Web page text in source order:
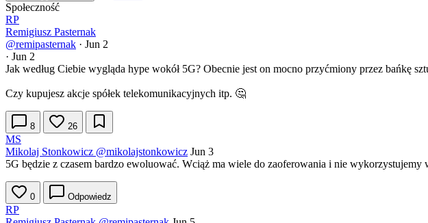
Społeczność
RP
Remigiusz Pasternak
@remipasternak · Jun 2
· Jun 2
Jak według Ciebie wygląda hype wokół 5G? Obecnie jest on mocno przyćmiony przez bańkę
Czy kupujesz akcje spółek telekomunikacyjnych itp. 🤔
8 26
MS
Mikolaj Stonkowicz @mikolajstonkowicz Jun 3
5G będzie z czasem bardzo ewoluować. Wciąż ma wiele do zaoferowania i nie wykorzystujemy
0 Odpowiedz
RP